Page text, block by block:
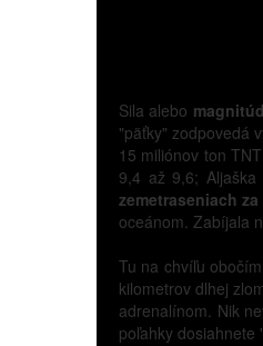
Sila alebo
"päťky" zodpovedá
15 miliónov ton
9,4 až 9,6;
zemetraseniach
oceánom. Zabíjala
Tu na chvíľu
kilometrov dlhej
adrenalínom. Nik
poľahky dosiahnete